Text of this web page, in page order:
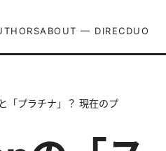
ABOUT — DIRECDUO
「プラチナ」？ 現在のプ